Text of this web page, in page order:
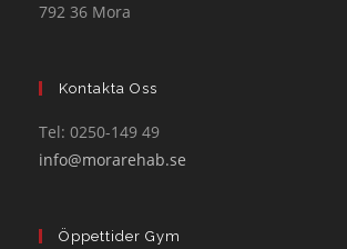
792 36 Mora
Kontakta Oss
Tel: 0250-149 49
info@morarehab.se
Öppettider Gym